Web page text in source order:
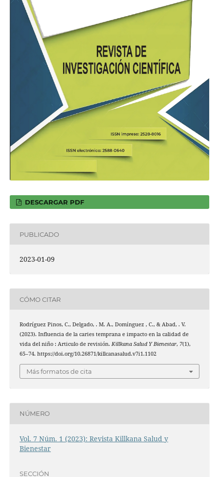
DESCARGAR PDF
PUBLICADO
2023-01-09
CÓMO CITAR
Rodríguez Pinos, C., Delgado, . M. A., Domínguez , C., & Abad, . V.
(2023). Influencia de la caries temprana e impacto en la calidad de
vida del niño : Articulo de revisión. Killkana Salud Y Bienestar, 7(1),
65–74. https://doi.org/10.26871/killcanasalud.v7i1.1102
Más formatos de cita
NÚMERO
Vol. 7 Núm. 1 (2023): Revista Killkana Salud y
Bienestar
SECCIÓN